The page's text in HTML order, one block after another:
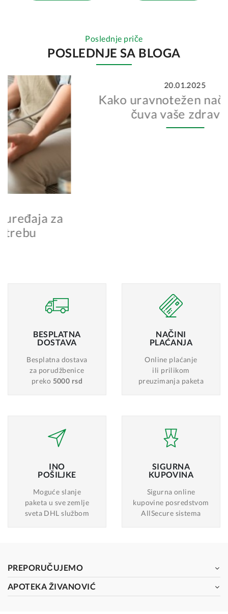
Poslednje priče
POSLEDNJE SA BLOGA
Kako uravnotežen način života
BESPLATNA
DOSTAVA
Besplatna dostava
za porudžbenice
preko 5000 rsd
NAČINI
PLAĆANJA
Online plaćanje
ili prilikom
preuzimanja paketa
INO
POŠILJKE
Moguće slanje
paketa u sve zemlje
sveta DHL službom
SIGURNA
KUPOVINA
Sigurna online
kupovine posredstvom
AllSecure sistema
PREPORUČUJEMO
APOTEKA ŽIVANOVIĆ